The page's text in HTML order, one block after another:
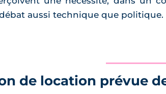
aussi technique que politique.
de location prévue